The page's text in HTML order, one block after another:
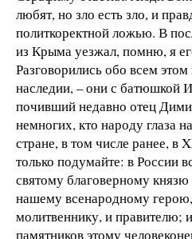
любят, но зло есть зло, и
политкоректной ложью. В
из Крыма уезжал, помню, я
Разговорились обо всем
наследии, – они с батюшкой
почивший недавно отец
немногих, кто народу глаза
стране, в том числе ранее, в
только подумайте: в России
святому благоверному
нашему всенародному
молитвеннику, и правителю;
памятников этому